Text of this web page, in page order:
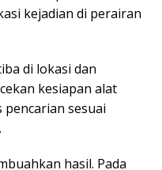
kejadian di perairan
di lokasi dan
kesiapan alat
sesuai
hasil. Pada